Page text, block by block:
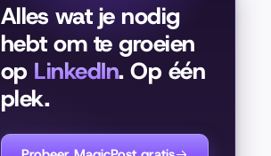
Alles wat je nodig
hebt om te groeien
op LinkedIn. Op één
plek.